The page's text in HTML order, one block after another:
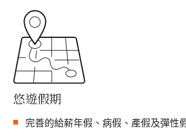
悠遊假期
完善的給薪年假、病假、產假及彈性